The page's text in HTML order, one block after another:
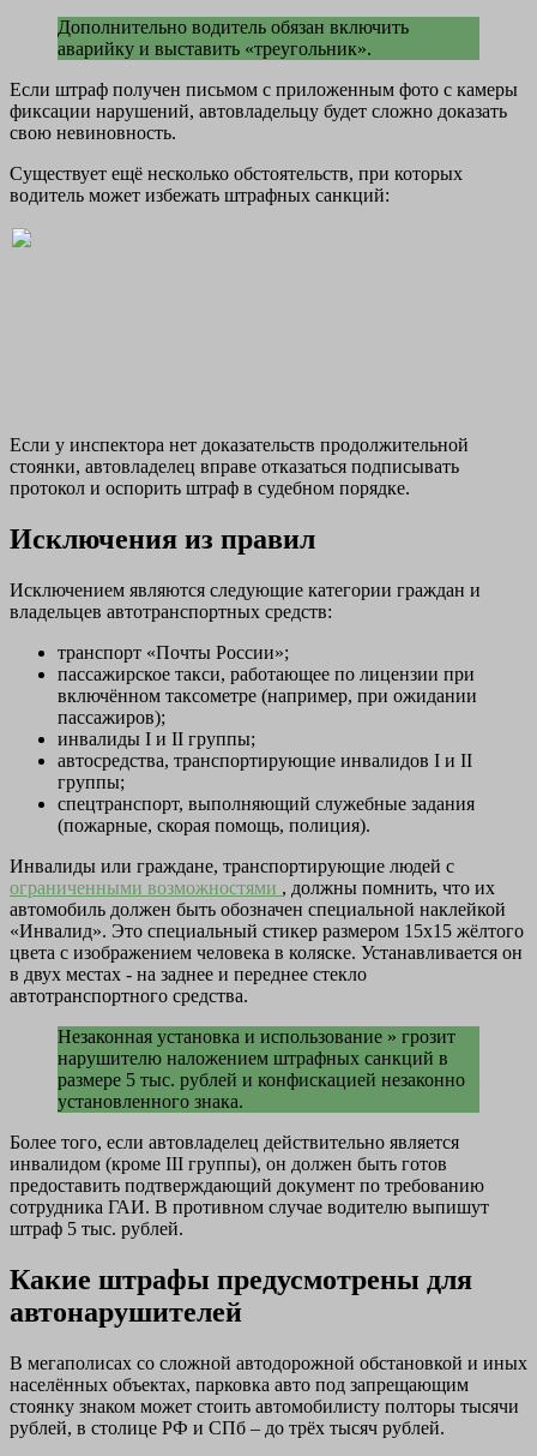
Дополнительно водитель обязан включить
аварийку и выставить «треугольник».
Если штраф получен письмом с приложенным фото с камеры
фиксации нарушений, автовладельцу будет сложно доказать
свою невиновность.
Существует ещё несколько обстоятельств, при которых
водитель может избежать штрафных санкций:
Если у инспектора нет доказательств продолжительной
стоянки, автовладелец вправе отказаться подписывать
протокол и оспорить штраф в судебном порядке.
Исключения из правил
Исключением являются следующие категории граждан и
владельцев автотранспортных средств:
транспорт «Почты России»;
пассажирское такси, работающее по лицензии при
включённом таксометре (например, при ожидании
пассажиров);
инвалиды І и ІІ группы;
автосредства, транспортирующие инвалидов І и ІІ
группы;
спецтранспорт, выполняющий служебные задания
(пожарные, скорая помощь, полиция).
Инвалиды или граждане, транспортирующие людей с
ограниченными возможностями , должны помнить, что их
автомобиль должен быть обозначен специальной наклейкой
«Инвалид». Это специальный стикер размером 15х15 жёлтого
цвета с изображением человека в коляске. Устанавливается он
в двух местах - на заднее и переднее стекло
автотранспортного средства.
Незаконная установка и использование » грозит
нарушителю наложением штрафных санкций в
размере 5 тыс. рублей и конфискацией незаконно
установленного знака.
Более того, если автовладелец действительно является
инвалидом (кроме ІІІ группы), он должен быть готов
предоставить подтверждающий документ по требованию
сотрудника ГАИ. В противном случае водителю выпишут
штраф 5 тыс. рублей.
Какие штрафы предусмотрены для
автонарушителей
В мегаполисах со сложной автодорожной обстановкой и иных
населённых объектах, парковка авто под запрещающим
стоянку знаком может стоить автомобилисту полторы тысячи
рублей, в столице РФ и СПб – до трёх тысяч рублей.